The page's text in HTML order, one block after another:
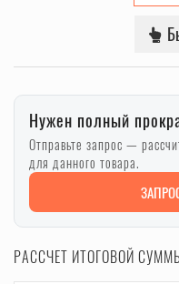
Нужен полный
Отправьте запрос —
для данного товара.
РАССЧЕТ ИТОГОВОЙ